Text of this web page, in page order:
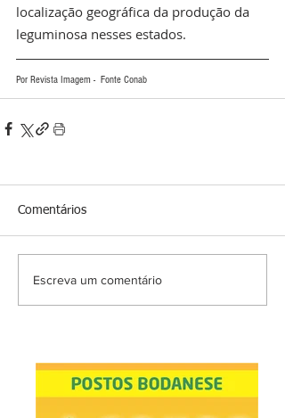
localização geográfica da produção da
leguminosa nesses estados.
Por Revista Imagem -  Fonte Conab
Comentários
Escreva um comentário